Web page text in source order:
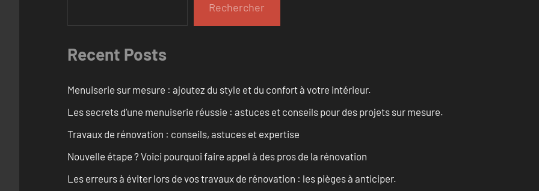
Rechercher
Recent Posts
Menuiserie sur mesure : ajoutez du style et du confort à votre intérieur.
Les secrets d’une menuiserie réussie : astuces et conseils pour des projets sur mesure.
Travaux de rénovation : conseils, astuces et expertise
Nouvelle étape ? Voici pourquoi faire appel à des pros de la rénovation
Les erreurs à éviter lors de vos travaux de rénovation : les pièges à anticiper.